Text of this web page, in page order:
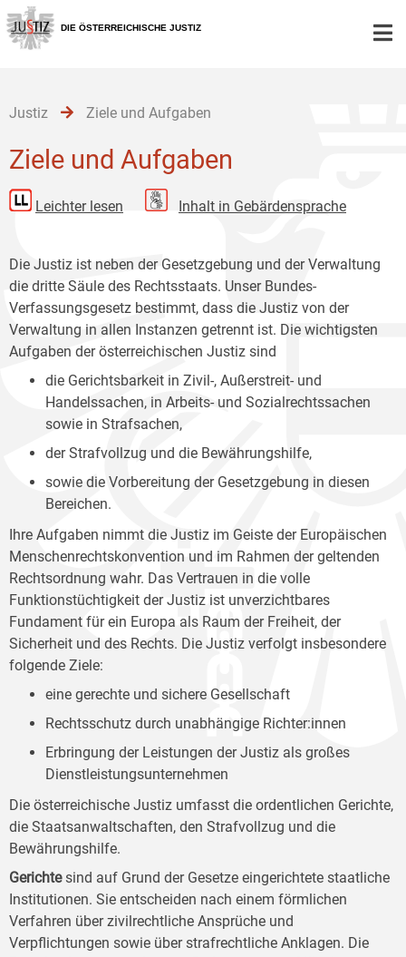
Zur
Hauptnavigation
[1]
Zum
Inhalt
[2]
Zum
Untermenü
[3]
DIE ÖSTERREICHISCHE JUSTIZ
Justiz Ziele und Aufgaben
Ziele und Aufgaben
Leichter lesen Inhalt in Gebärdensprache
Die Justiz ist neben der Gesetzgebung und der Verwaltung
die dritte Säule des Rechtsstaats. Unser Bundes-
Verfassungsgesetz bestimmt, dass die Justiz von der
Verwaltung in allen Instanzen getrennt ist. Die wichtigsten
Aufgaben der österreichischen Justiz sind
die Gerichtsbarkeit in Zivil-, Außerstreit- und
Handelssachen, in Arbeits- und Sozialrechtssachen
sowie in Strafsachen,
der Strafvollzug und die Bewährungshilfe,
sowie die Vorbereitung der Gesetzgebung in diesen
Bereichen.
Ihre Aufgaben nimmt die Justiz im Geiste der Europäischen
Menschenrechtskonvention und im Rahmen der geltenden
Rechtsordnung wahr. Das Vertrauen in die volle
Funktionstüchtigkeit der Justiz ist unverzichtbares
Fundament für ein Europa als Raum der Freiheit, der
Sicherheit und des Rechts. Die Justiz verfolgt insbesondere
folgende Ziele:
eine gerechte und sichere Gesellschaft
Rechtsschutz durch unabhängige Richter:innen
Erbringung der Leistungen der Justiz als großes
Dienstleistungsunternehmen
Die österreichische Justiz umfasst die ordentlichen Gerichte,
die Staatsanwaltschaften, den Strafvollzug und die
Bewährungshilfe.
Gerichtesind auf Grund der Gesetze eingerichtete staatliche
Institutionen. Sie entscheiden nach einem förmlichen
Verfahren über zivilrechtliche Ansprüche und
Verpflichtungen sowie über strafrechtliche Anklagen. Die